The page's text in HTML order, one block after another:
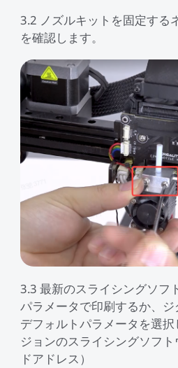
3.2 ノズルキットを固定する
を確認します。
3.3 最新のスライシングソフ
パラメータで印刷するか、
デフォルトパラメータを選
ジョンのスライシングソフ
ドアドレス）